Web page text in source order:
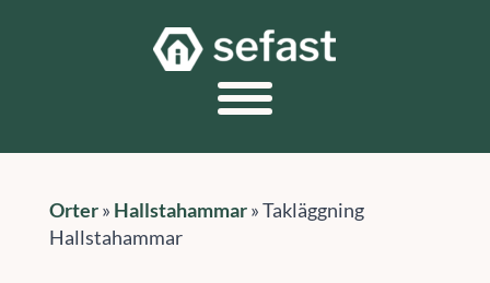
Orter» Hallstahammar»Takläggning
Hallstahammar